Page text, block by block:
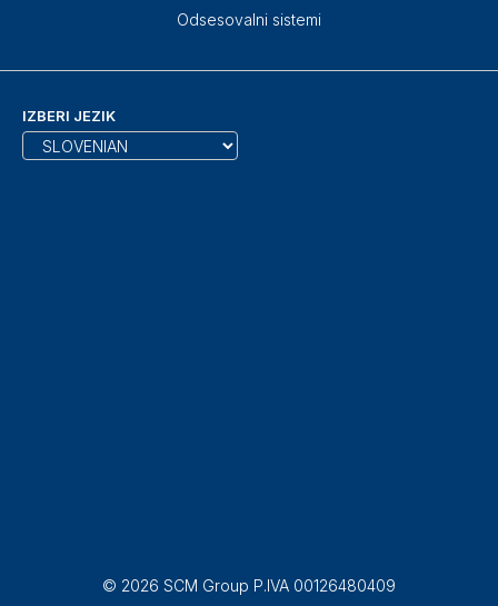
Odsesovalni sistemi
IZBERI JEZIK
© 2026 SCM Group P.IVA 00126480409